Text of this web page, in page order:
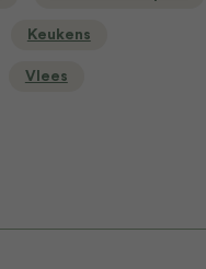
Keukens
Vlees